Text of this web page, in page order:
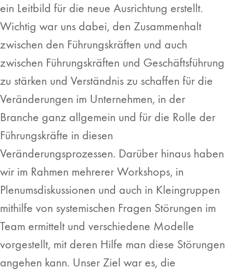
ein Leitbild für die neue Ausrichtung erstellt.
Wichtig war uns dabei, den Zusammenhalt
zwischen den Führungskräften und auch
zwischen Führungskräften und Geschäftsführung
zu stärken und Verständnis zu schaffen für die
Veränderungen im Unternehmen, in der
Branche ganz allgemein und für die Rolle der
Führungskräfte in diesen
Veränderungsprozessen. Darüber hinaus haben
wir im Rahmen mehrerer Workshops, in
Plenumsdiskussionen und auch in Kleingruppen
mithilfe von systemischen Fragen Störungen im
Team ermittelt und verschiedene Modelle
vorgestellt, mit deren Hilfe man diese Störungen
angehen kann. Unser Ziel war es, die